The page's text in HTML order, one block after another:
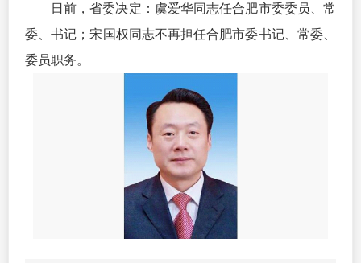
日前，省委决定：虞爱华同志任合肥市委委员、常
委、书记；宋国权同志不再担任合肥市委书记、常委、
委员职务。